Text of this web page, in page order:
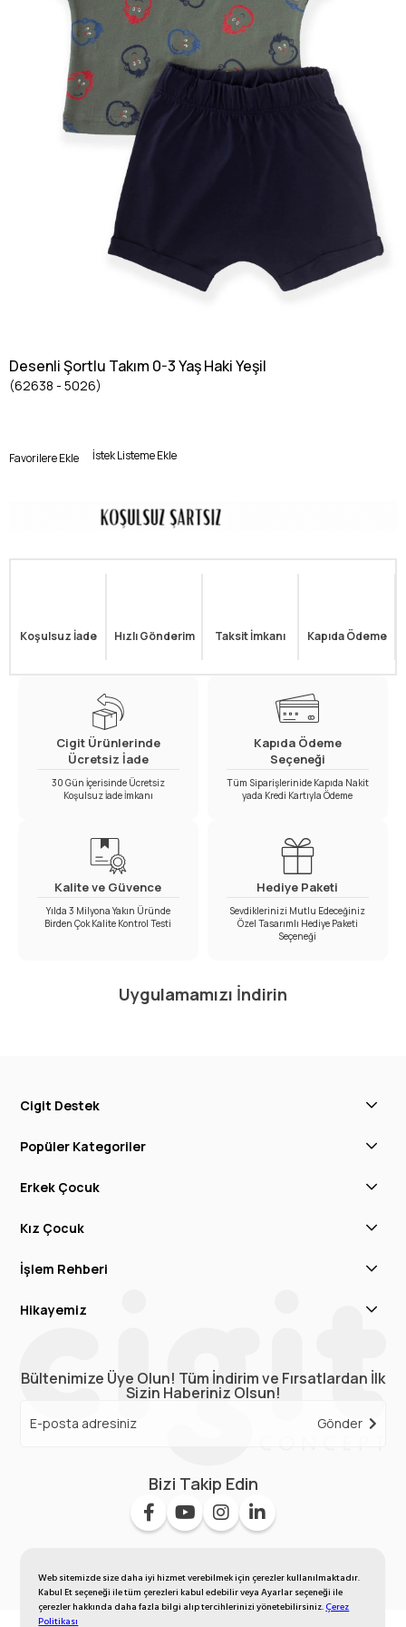
Web sitemizde size daha iyi hizmet verebilmek için çerezler kullanılmaktadır.
Kabul Et seçeneği ile tüm çerezleri kabul edebilir veya Ayarlar seçeneği ile
çerezler hakkında daha fazla bilgi alıp tercihlerinizi yönetebilirsiniz.Çerez
Politikası
Desenli Şortlu Takım 0-3 Yaş Haki Yeşil
(62638 - 5026)
Favorilere Ekle İstek Listeme Ekle
Koşulsuz İade Hızlı Gönderim Taksit İmkanı Kapıda Ödeme
Cigit Ürünlerinde
Ücretsiz İade
30 Gün İçerisinde Ücretsiz
Koşulsuz İade İmkanı
Kapıda Ödeme
Seçeneği
Tüm Siparişlerinide Kapıda Nakit
yada Kredi Kartıyla Ödeme
Kalite ve Güvence
Yılda 3 Milyona Yakın Üründe
Birden Çok Kalite Kontrol Testi
Hediye Paketi
Sevdiklerinizi Mutlu Edeceğiniz
Özel Tasarımlı Hediye Paketi
Seçeneği
Uygulamamızı İndirin
Cigit Destek
Popüler Kategoriler
Erkek Çocuk
Kız Çocuk
İşlem Rehberi
Hikayemiz
Bültenimize Üye Olun! Tüm İndirim ve Fırsatlardan İlk
Sizin Haberiniz Olsun!
Gönder
Bizi Takip Edin